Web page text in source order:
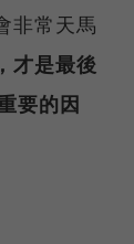
非常天馬
才是最後
要的因